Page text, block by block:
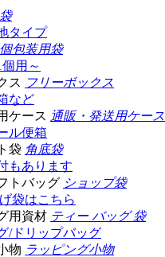
タイプ
個包装用袋
用～
フリーボックス
など
通販・発送用ケース
ル便箱
角底袋
もあります
ショップ袋
袋はこちら
ティー バッグ 袋
/ドリップバッグ
ラッピング小物